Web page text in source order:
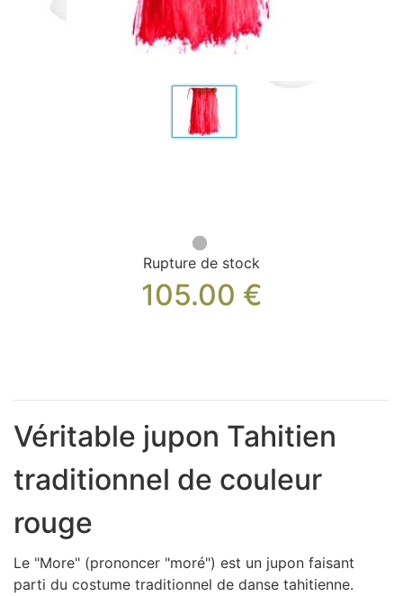
Sacs, Bijoux et Accessoires (33)
Rupture de stock
105.00 €
Véritable jupon Tahitien
traditionnel de couleur
rouge
Le "More" (prononcer "moré") est un jupon faisant
parti du costume traditionnel de danse tahitienne.